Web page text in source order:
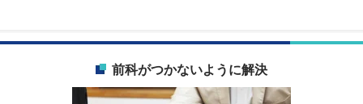
前科がつかないように解決